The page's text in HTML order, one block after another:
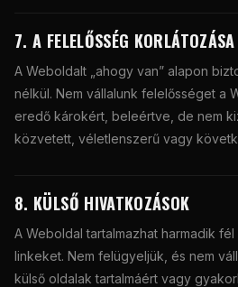
7. A FELELŐSSÉG KORLÁTOZÁSA
A Weboldalt „ahogy van” alapon
nélkül. Nem vállalunk felelősséget a
eredő károkért, beleértve, de nem
közvetett, véletlenszerű vagy
8. KÜLSŐ HIVATKOZÁSOK
A Weboldal tartalmazhat harmadik
linkeket. Nem felügyeljük, és nem
külső oldalak tartalmáért vagy